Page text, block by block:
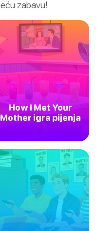
zabavu!
How I Met Your
Mother igra pijenja